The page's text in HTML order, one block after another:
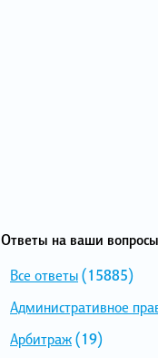
Ответы на ваши
Все ответы(15885)
Административное
Арбитраж(19)